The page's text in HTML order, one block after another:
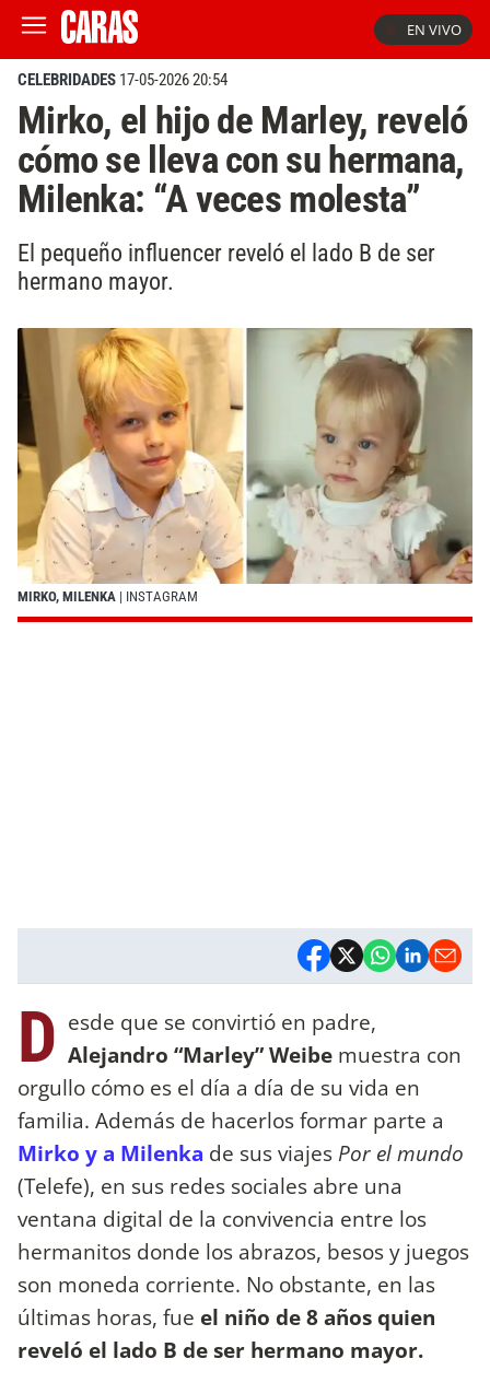
EN VIVO
CELEBRIDADES 17-05-2026 20:54
Mirko, el hijo de Marley, reveló
cómo se lleva con su hermana,
Milenka: “A veces molesta”
El pequeño influencer reveló el lado B de ser
hermano mayor.
MIRKO, MILENKA | INSTAGRAM
D esde que se convirtió en padre,
Alejandro “Marley” Weibe muestra con
orgullo cómo es el día a día de su vida en
familia. Además de hacerlos formar parte a
Mirko y a Milenka de sus viajes Por el mundo
(Telefe), en sus redes sociales abre una
ventana digital de la convivencia entre los
hermanitos donde los abrazos, besos y juegos
son moneda corriente. No obstante, en las
últimas horas, fue el niño de 8 años quien
reveló el lado B de ser hermano mayor.